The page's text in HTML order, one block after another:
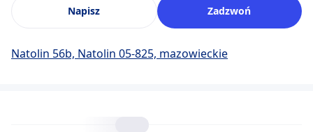
Napisz Zadzwoń
Natolin 56b, Natolin 05-825, mazowieckie